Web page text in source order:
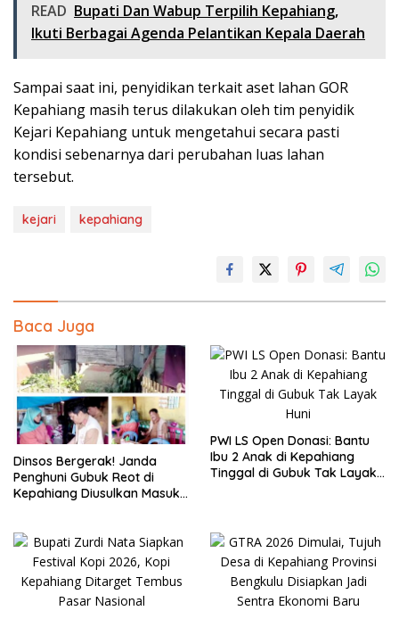
READ Bupati Dan Wabup Terpilih Kepahiang,
Ikuti Berbagai Agenda Pelantikan Kepala Daerah
Sampai saat ini, penyidikan terkait aset lahan GOR
Kepahiang masih terus dilakukan oleh tim penyidik
Kejari Kepahiang untuk mengetahui secara pasti
kondisi sebenarnya dari perubahan luas lahan
tersebut.
kejari kepahiang
Baca Juga
Dinsos Bergerak! Janda
Penghuni Gubuk Reot di
Kepahiang Diusulkan Masuk
PWI LS Open Donasi: Bantu
Ibu 2 Anak di Kepahiang
Tinggal di Gubuk Tak Layak